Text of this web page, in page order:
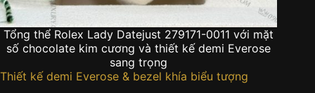
Tổng thể Rolex Lady Datejust 279171-0011 với mặt
số chocolate kim cương và thiết kế demi Everose
sang trọng
Thiết kế demi Everose & bezel khía biểu tượng